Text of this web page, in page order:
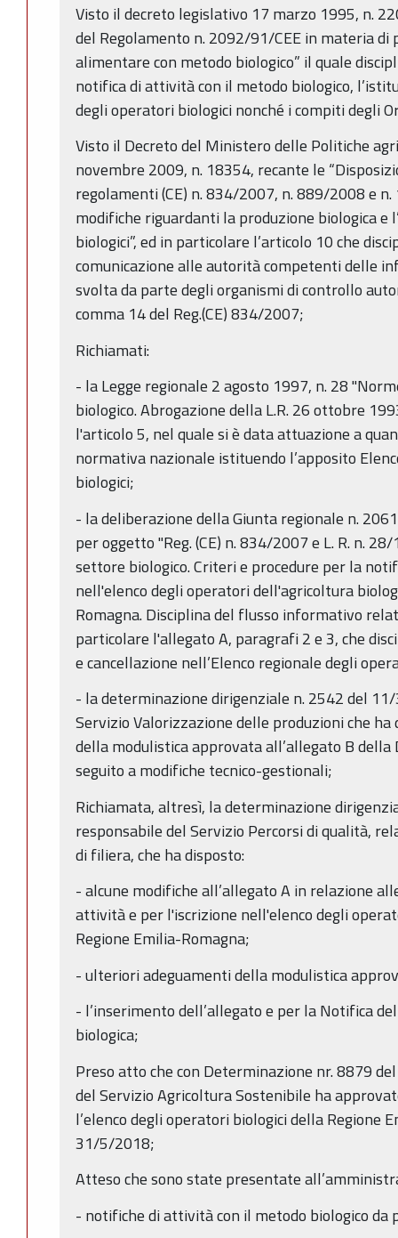
Visto il decreto legislativo 17 marzo 1995, n.
del Regolamento n. 2092/91/CEE in materia di
alimentare con metodo biologico” il quale
notifica di attività con il metodo biologico,
degli operatori biologici nonché i compiti degli
Visto il Decreto del Ministero delle Politiche
novembre 2009, n. 18354, recante le
regolamenti (CE) n. 834/2007, n. 889/2008 e
modifiche riguardanti la produzione biologica
biologici”, ed in particolare l’articolo 10 che
comunicazione alle autorità competenti delle
svolta da parte degli organismi di controllo
comma 14 del Reg.(CE) 834/2007;
Richiamati:
- la Legge regionale 2 agosto 1997, n. 28
biologico. Abrogazione della L.R. 26 ottobre
l'articolo 5, nel quale si è data attuazione a
normativa nazionale istituendo l’apposito
biologici;
- la deliberazione della Giunta regionale n.
per oggetto "Reg. (CE) n. 834/2007 e L. R. n.
settore biologico. Criteri e procedure per la
nell'elenco degli operatori dell'agricoltura
Romagna. Disciplina del flusso informativo
particolare l'allegato A, paragrafi 2 e 3, che
e cancellazione nell’Elenco regionale degli
- la determinazione dirigenziale n. 2542 del
Servizio Valorizzazione delle produzioni che
della modulistica approvata all’allegato B
seguito a modifiche tecnico-gestionali;
Richiamata, altresì, la determinazione
responsabile del Servizio Percorsi di qualità,
di filiera, che ha disposto:
- alcune modifiche all’allegato A in relazione
attività e per l'iscrizione nell'elenco degli
Regione Emilia-Romagna;
- ulteriori adeguamenti della modulistica
- l’inserimento dell’allegato e per la Notifica
biologica;
Preso atto che con Determinazione nr. 8879
del Servizio Agricoltura Sostenibile ha
l’elenco degli operatori biologici della Regione
31/5/2018;
Atteso che sono state presentate
- notifiche di attività con il metodo biologico da